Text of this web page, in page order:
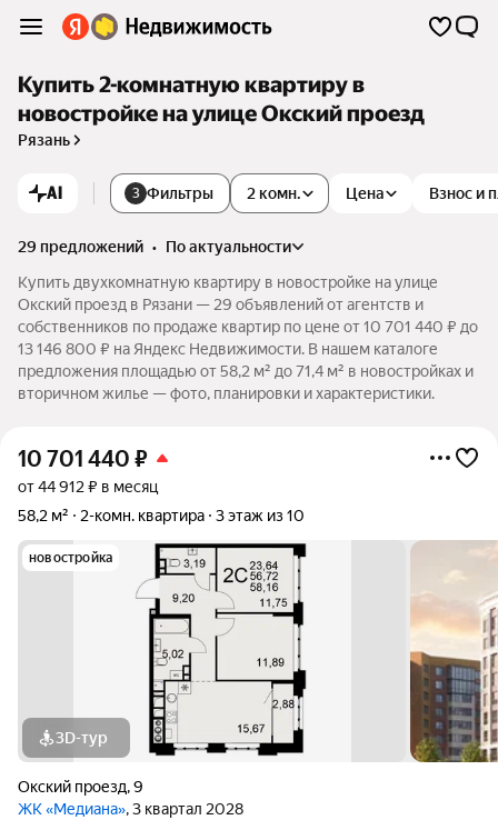
Купить 2-комнатную квартиру в
новостройке на улице Окский проезд
Рязань
AI 3 Фильтры Цена Взнос и
2 комн.
29 предложений •
по актуальности
Купить двухкомнатную квартиру в новостройке на улице
Окский проезд в Рязани — 29 объявлений от агентств и
собственников по продаже квартир по цене от 10 701 440 ₽ до
13 146 800 ₽ на Яндекс Недвижимости. В нашем каталоге
предложения площадью от 58,2 м² до 71,4 м² в новостройках и
вторичном жилье — фото, планировки и характеристики.
10 701 440 ₽
от 44 912 ₽ в месяц
58,2 м²
2-комн. квартира 3 этаж из 10
новостройка
3D-тур
Окский проезд,9
ЖК «Медиана», 3 квартал 2028